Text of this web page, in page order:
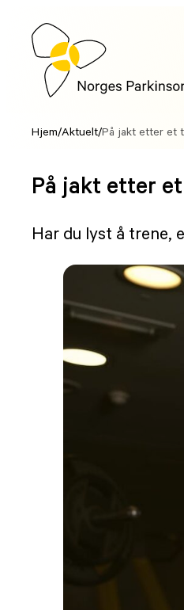
innhold
Hjem/Aktuelt/På jakt etter et
På jakt etter
Har du lyst å trene,